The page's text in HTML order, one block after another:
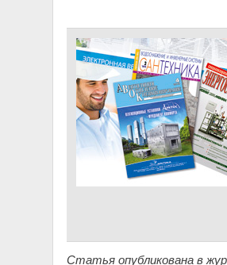
Статья опубликована в